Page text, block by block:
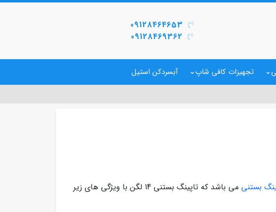
09128464653
09128469362
تجهیزات کافی شاپ آبسردکن استیل
بستنی
می باشد که تاپینگ بستنی 14 لگن با ویژگی های زیر